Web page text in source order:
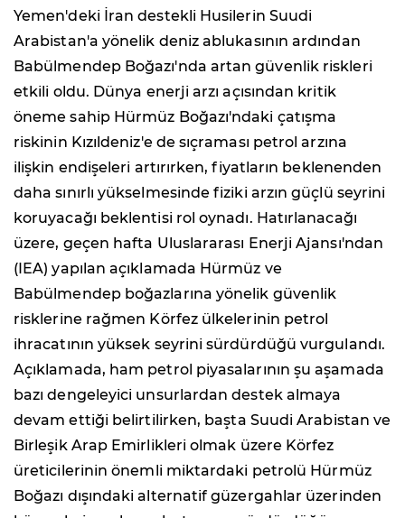
Yemen'deki İran destekli Husilerin Suudi
Arabistan'a yönelik deniz ablukasının ardından
Babülmendep Boğazı'nda artan güvenlik riskleri
etkili oldu. Dünya enerji arzı açısından kritik
öneme sahip Hürmüz Boğazı'ndaki çatışma
riskinin Kızıldeniz'e de sıçraması petrol arzına
ilişkin endişeleri artırırken, fiyatların beklenenden
daha sınırlı yükselmesinde fiziki arzın güçlü seyrini
koruyacağı beklentisi rol oynadı. Hatırlanacağı
üzere, geçen hafta Uluslararası Enerji Ajansı'ndan
(IEA) yapılan açıklamada Hürmüz ve
Babülmendep boğazlarına yönelik güvenlik
risklerine rağmen Körfez ülkelerinin petrol
ihracatının yüksek seyrini sürdürdüğü vurgulandı.
Açıklamada, ham petrol piyasalarının şu aşamada
bazı dengeleyici unsurlardan destek almaya
devam ettiği belirtilirken, başta Suudi Arabistan ve
Birleşik Arap Emirlikleri olmak üzere Körfez
üreticilerinin önemli miktardaki petrolü Hürmüz
Boğazı dışındaki alternatif güzergahlar üzerinden